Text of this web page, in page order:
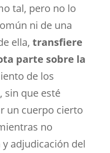
tal, pero no lo
ni de una
ella, transfiere
parte sobre la
de los
sin que esté
un cuerpo cierto
no
adjudicación del